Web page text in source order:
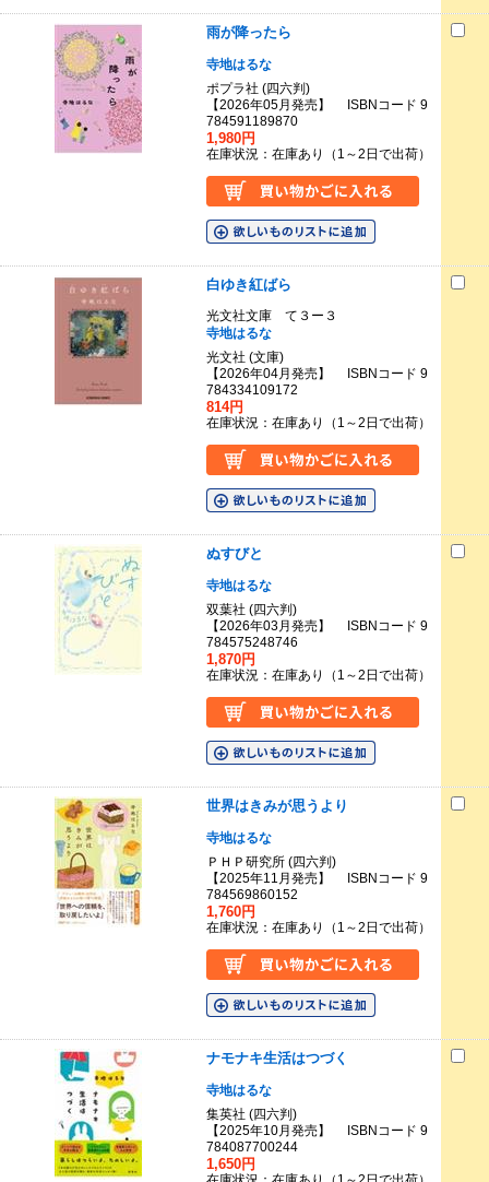
雨が降ったら
寺地はるな
ポプラ社 (四六判)
【2026年05月発売】 ISBNコード 9
784591189870
1,980円
在庫状況：在庫あり（1～2日で出荷）
白ゆき紅ばら
光文社文庫 て３ー３
寺地はるな
光文社 (文庫)
【2026年04月発売】 ISBNコード 9
784334109172
814円
在庫状況：在庫あり（1～2日で出荷）
ぬすびと
寺地はるな
双葉社 (四六判)
【2026年03月発売】 ISBNコード 9
784575248746
1,870円
在庫状況：在庫あり（1～2日で出荷）
世界はきみが思うより
寺地はるな
ＰＨＰ研究所 (四六判)
【2025年11月発売】 ISBNコード 9
784569860152
1,760円
在庫状況：在庫あり（1～2日で出荷）
ナモナキ生活はつづく
寺地はるな
集英社 (四六判)
【2025年10月発売】 ISBNコード 9
784087700244
1,650円